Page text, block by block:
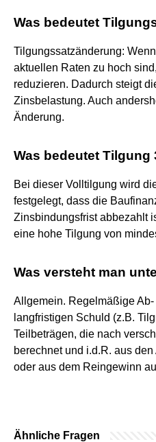
Was bedeutet
Tilgungssatzänderung:
aktuellen Raten zu hoch
reduzieren. Dadurch steigt
Zinsbelastung. Auch
Änderung.
Was bedeutet Tilgung
Bei dieser Volltilgung wird
festgelegt, dass die
Zinsbindungsfrist abbezahlt
eine hohe Tilgung von
Was versteht man
Allgemein. Regelmäßige
langfristigen Schuld (z.B.
Teilbeträgen, die nach
berechnet und i.d.R. aus
oder aus dem Reingewinn
Ähnliche Fragen